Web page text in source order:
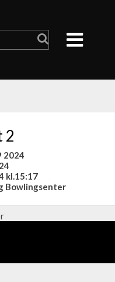
2
2024
kl.15:17
Bowlingsenter